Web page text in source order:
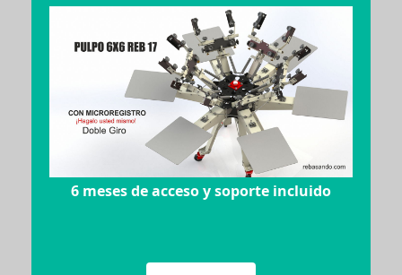
6 meses de acceso y soporte incluido